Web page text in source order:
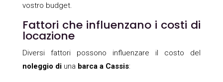
vostro budget.
Fattori che influenzano i costi di
locazione
Diversi fattori possono influenzare il costo del
noleggio diuna barca a Cassis: